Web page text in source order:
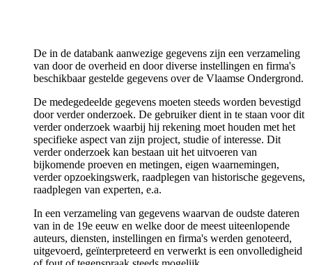
De in de databank aanwezige gegevens zijn een verzameling
van door de overheid en door diverse instellingen en firma's
beschikbaar gestelde gegevens over de Vlaamse Ondergrond.
De medegedeelde gegevens moeten steeds worden bevestigd
door verder onderzoek. De gebruiker dient in te staan voor dit
verder onderzoek waarbij hij rekening moet houden met het
specifieke aspect van zijn project, studie of interesse. Dit
verder onderzoek kan bestaan uit het uitvoeren van
bijkomende proeven en metingen, eigen waarnemingen,
verder opzoekingswerk, raadplegen van historische gegevens,
raadplegen van experten, e.a.
In een verzameling van gegevens waarvan de oudste dateren
van in de 19e eeuw en welke door de meest uiteenlopende
auteurs, diensten, instellingen en firma's werden genoteerd,
uitgevoerd, geïnterpreteerd en verwerkt is een onvolledigheid